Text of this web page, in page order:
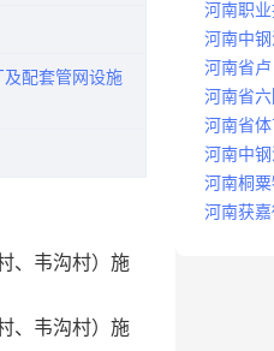
及配套管网设施
、韦沟村）施
、韦沟村）施
河南职
河南中
标
河南省
标公告
河南省
河南省
河南中
标
河南桐
河南获